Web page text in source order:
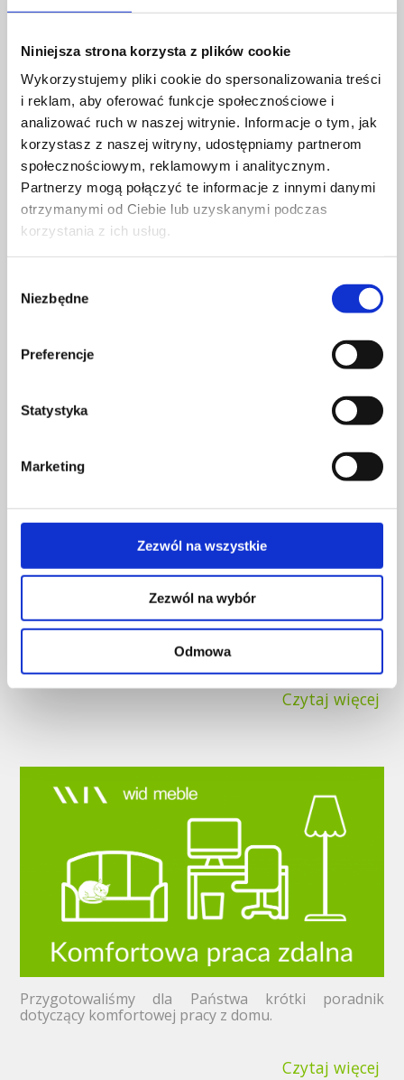
Niniejsza strona korzysta z plików cookie
Wykorzystujemy pliki cookie do spersonalizowania treści
i reklam, aby oferować funkcje społecznościowe i
analizować ruch w naszej witrynie. Informacje o tym, jak
korzystasz z naszej witryny, udostępniamy partnerom
społecznościowym, reklamowym i analitycznym.
Partnerzy mogą połączyć te informacje z innymi danymi
otrzymanymi od Ciebie lub uzyskanymi podczas
korzystania z ich usług.
zgody
Niezbędne
Preferencje
Statystyka
Marketing
Zezwól na wszystkie
Zezwól na wybór
Odmowa
wysokości.
SKY - kolekcja biurek z regulacją elektryczną
dostępna jest teraz w obniżonych cenach.
Czytaj więcej
Przygotowaliśmy dla Państwa krótki poradnik
dotyczący komfortowej pracy z domu.
Czytaj więcej